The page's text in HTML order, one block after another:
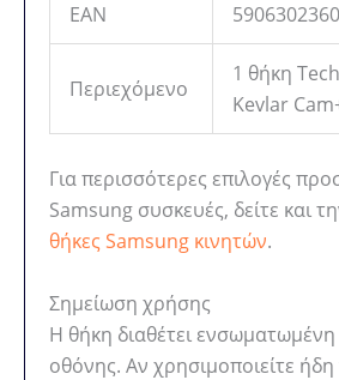
EAN
Περιεχόμενο
1 θήκη
Kevlar
Για περισσότερες επιλογές
Samsung συσκευές, δείτε και
θήκες Samsung κινητών.
Σημείωση χρήσης
Η θήκη διαθέτει
οθόνης. Αν χρησιμοποιείτε ήδη